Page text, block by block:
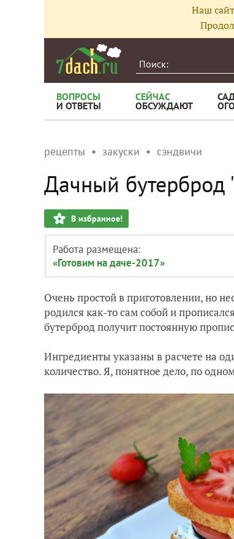
Наш
ВОПРОСЫ
И ОТВЕТЫ
СЕЙЧАС
ОБСУЖДАЮТ
рецепты закуски сэндвичи
Дачный бутерброд
В избранное!
Работа размещена:
«Готовим на даче-2017»
Очень простой в приготовлении, но
родился как-то сам собой и
бутерброд получит постоянную
Ингредиенты указаны в расчете на
количество. Я, понятное дело, по